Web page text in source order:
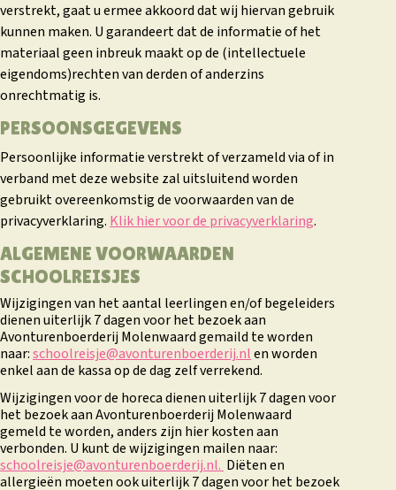
verstrekt, gaat u ermee akkoord dat wij hiervan gebruik
kunnen maken. U garandeert dat de informatie of het
materiaal geen inbreuk maakt op de (intellectuele
eigendoms)rechten van derden of anderzins
onrechtmatig is.
PERSOONSGEGEVENS
Persoonlijke informatie verstrekt of verzameld via of in
verband met deze website zal uitsluitend worden
gebruikt overeenkomstig de voorwaarden van de
privacyverklaring. Klik hier voor de privacyverklaring.
ALGEMENE VOORWAARDEN
SCHOOLREISJES
Wijzigingen van het aantal leerlingen en/of begeleiders
dienen uiterlijk 7 dagen voor het bezoek aan
Avonturenboerderij Molenwaard gemaild te worden
naar:schoolreisje@avonturenboerderij.nlen worden
enkel aan de kassa op de dag zelf verrekend.
Wijzigingen voor de horeca dienen uiterlijk 7 dagen voor
het bezoek aan Avonturenboerderij Molenwaard
gemeld te worden, anders zijn hier kosten aan
verbonden. U kunt de wijzigingen mailen naar:
schoolreisje@avonturenboerderij.nl. Diëten en
allergieën moeten ook uiterlijk 7 dagen voor het bezoek